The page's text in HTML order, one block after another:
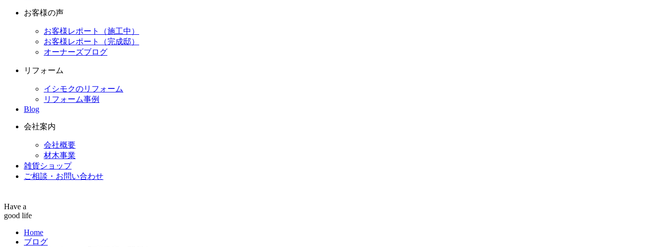
お客様の声
お客様レポート（施工中）
お客様レポート（完成邸）
オーナーズブログ
リフォーム
イシモクのリフォーム
リフォーム事例
Blog
会社案内
会社概要
材木事業
雑貨ショップ
ご相談・お問い合わせ
Have a
good life
Home
ブログ